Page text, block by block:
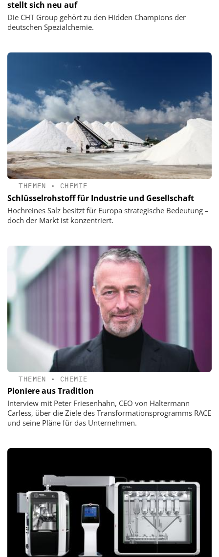
stellt sich neu auf
Die CHT Group gehört zu den Hidden Champions der
deutschen Spezialchemie.
THEMEN • CHEMIE
Schlüsselrohstoff für Industrie und Gesellschaft
Hochreines Salz besitzt für Europa strategische Bedeutung –
doch der Markt ist konzentriert.
THEMEN • CHEMIE
Pioniere aus Tradition
Interview mit Peter Friesenhahn, CEO von Haltermann
Carless, über die Ziele des Transformationsprogramms RACE
und seine Pläne für das Unternehmen.